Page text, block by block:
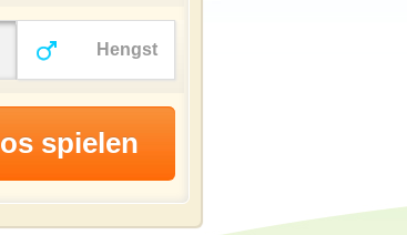
Hengst